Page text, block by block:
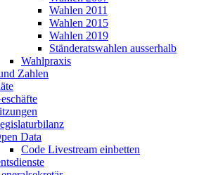
Wahlen 2011
Wahlen 2015
Wahlen 2019
Ständeratswahlen ausserhalb
Wahlpraxis
Zahlen
Data
Code Livestream einbetten